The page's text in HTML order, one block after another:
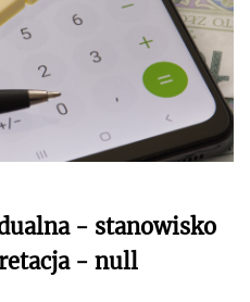
- stanowisko
- null